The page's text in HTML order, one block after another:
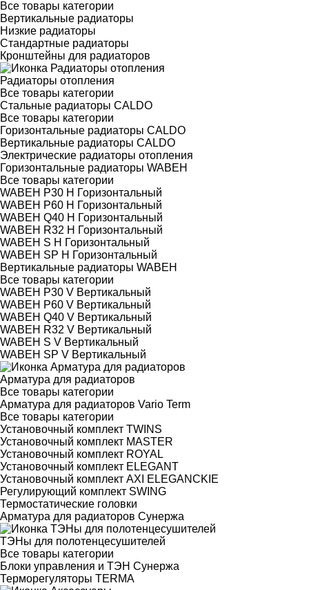
Все товары категории
Вертикальные радиаторы
Низкие радиаторы
Стандартные радиаторы
Кронштейны для радиаторов
Радиаторы отопления
Все товары категории
Стальные радиаторы CALDO
Все товары категории
Горизонтальные радиаторы CALDO
Вертикальные радиаторы CALDO
Электрические радиаторы отопления
Горизонтальные радиаторы WABEH
Все товары категории
WABEH P30 H Горизонтальный
WABEH P60 H Горизонтальный
WABEH Q40 H Горизонтальный
WABEH R32 H Горизонтальный
WABEH S H Горизонтальный
WABEH SP H Горизонтальный
Вертикальные радиаторы WABEH
Все товары категории
WABEH P30 V Вертикальный
WABEH P60 V Вертикальный
WABEH Q40 V Вертикальный
WABEH R32 V Вертикальный
WABEH S V Вертикальный
WABEH SP V Вертикальный
Арматура для радиаторов
Все товары категории
Арматура для радиаторов Vario Term
Все товары категории
Установочный комплект TWINS
Установочный комплект MASTER
Установочный комплект ROYAL
Установочный комплект ELEGANT
Установочный комплект AXI ELEGANCKIE
Регулирующий комплект SWING
Термостатические головки
Арматура для радиаторов Сунержа
ТЭНы для полотенцесушителей
Все товары категории
Блоки управления и ТЭН Сунержа
Терморегуляторы TERMA